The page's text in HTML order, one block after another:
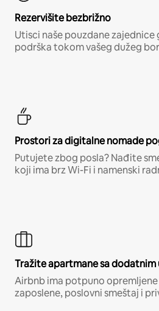
Rezervišite bezbrižno
Utisci naše pouzdane
podrška tokom vašeg dužeg
Prostori za digitalne nomade
Putujete zbog posla? Nađite
koji ima brz Wi-Fi i namenski
Tražite apartmane sa dodatnim
Airbnb ima potpuno
zaposlene, poslovni smeštaj i